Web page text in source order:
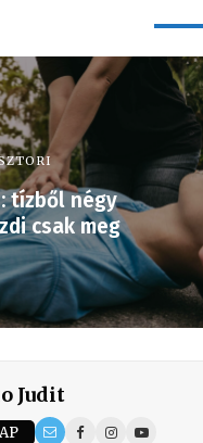
tízből négy
csak meg
Judit